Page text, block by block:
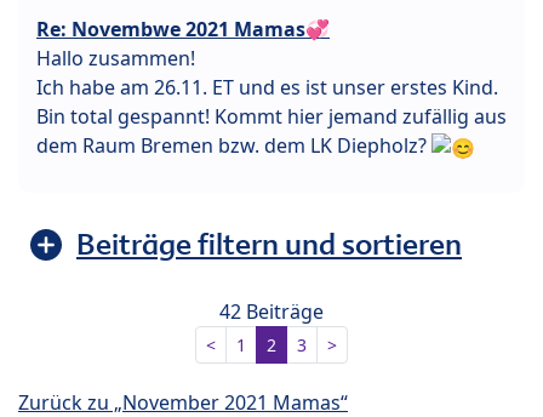
Re: Novembwe 2021 Mamas💞
Hallo zusammen!
Ich habe am 26.11. ET und es ist unser erstes Kind.
Bin total gespannt! Kommt hier jemand zufällig aus
dem Raum Bremen bzw. dem LK Diepholz?
Beiträge filtern und sortieren
42 Beiträge
< 1 2 3 >
Zurück zu „November 2021 Mamas“